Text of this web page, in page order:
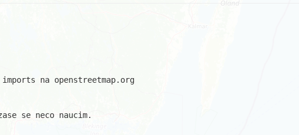
na openstreetmap.org
se neco naucim.